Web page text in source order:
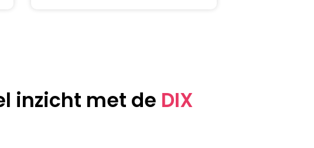
inzicht met de DIX